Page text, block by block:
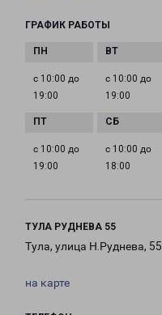
ГРАФИК РАБОТЫ
с 10:00 до
19:00
с 10:00 до
19:00
с 10:00 до
19:00
с 10:00 до
18:00
ТУЛА РУДНЕВА 55
Тула, улица Н.Руднева, 55
на карте